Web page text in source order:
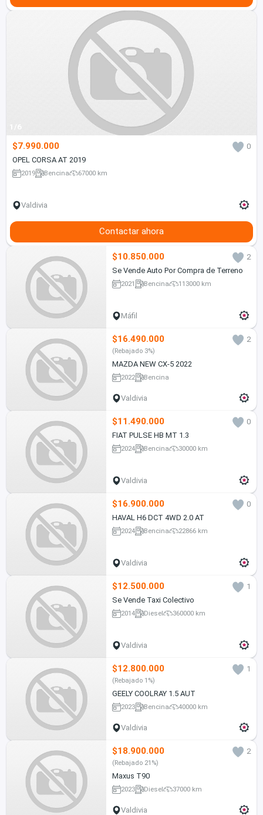
1/6
$7.990.000
0
OPEL CORSA AT 2019
2019 Bencina 67000 km
Valdivia
Contactar ahora
$10.850.000
2
Se Vende Auto Por Compra de Terreno
2021 Bencina 113000 km
Máfil
$16.490.000 2
(Rebajado 3%)
MAZDA NEW CX-5 2022
2022 Bencina
Valdivia
$11.490.000
0
FIAT PULSE HB MT 1.3
2024 Bencina 30000 km
Valdivia
$16.900.000
0
HAVAL H6 DCT 4WD 2.0 AT
2024 Bencina 22866 km
Valdivia
$12.500.000
1
Se Vende Taxi Colectivo
2014 Diesel 360000 km
Valdivia
$12.800.000 1
(Rebajado 1%)
GEELY COOLRAY 1.5 AUT
2023 Bencina 40000 km
Valdivia
$18.900.000 2
(Rebajado 21%)
Maxus T90
2023 Diesel 37000 km
Valdivia